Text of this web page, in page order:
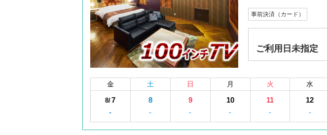
事前決済（カード）
ご利用日未指定
金 土 日 月 火 水
8/7
-
8
-
9
-
10
-
11
-
12
-